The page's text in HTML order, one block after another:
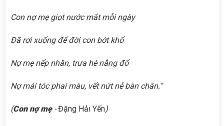
Con nợ mẹ giọt nước mắt mỗi ngày
Đã rơi xuống để đời con bớt khổ
Nợ mẹ nếp nhăn, trưa hè nắng đổ
Nợ mái tóc phai màu, vết nứt nẻ bàn chân.”
(Con nợ mẹ -Đặng Hải Yến)